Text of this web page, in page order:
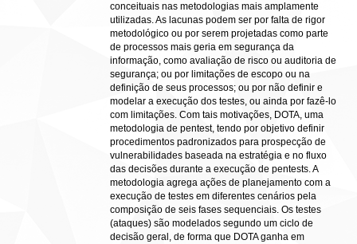
conceituais nas metodologias mais amplamente
utilizadas. As lacunas podem ser por falta de rigor
metodológico ou por serem projetadas como parte
de processos mais geria em segurança da
informação, como avaliação de risco ou auditoria de
segurança; ou por limitações de escopo ou na
definição de seus processos; ou por não definir e
modelar a execução dos testes, ou ainda por fazê-lo
com limitações. Com tais motivações, DOTA, uma
metodologia de pentest, tendo por objetivo definir
procedimentos padronizados para prospecção de
vulnerabilidades baseada na estratégia e no fluxo
das decisões durante a execução de pentests. A
metodologia agrega ações de planejamento com a
execução de testes em diferentes cenários pela
composição de seis fases sequenciais. Os testes
(ataques) são modelados segundo um ciclo de
decisão geral, de forma que DOTA ganha em